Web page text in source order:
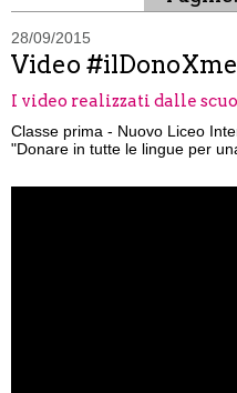
28/09/2015
Video
I video realizzati dalle
Classe prima - Nuovo Liceo
"Donare in tutte le lingue per